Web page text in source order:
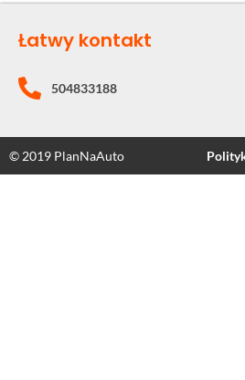
Łatwy kontakt
504833188
© 2019 PlanNaAuto